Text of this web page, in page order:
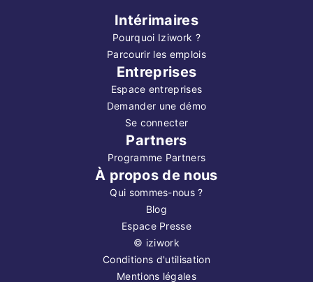
Intérimaires
Pourquoi Iziwork ?
Parcourir les emplois
Entreprises
Espace entreprises
Demander une démo
Se connecter
Partners
Programme Partners
À propos de nous
Qui sommes-nous ?
Blog
Espace Presse
© iziwork
Conditions d'utilisation
Mentions légales